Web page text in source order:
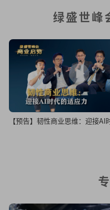
绿盛世峰
【预告】韧性商业思维：迎接AI